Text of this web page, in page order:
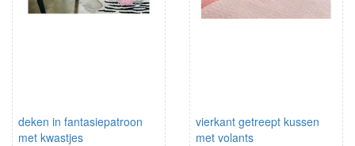
deken in fantasiepatroon
met kwastjes
vierkant getreept kussen
met volants